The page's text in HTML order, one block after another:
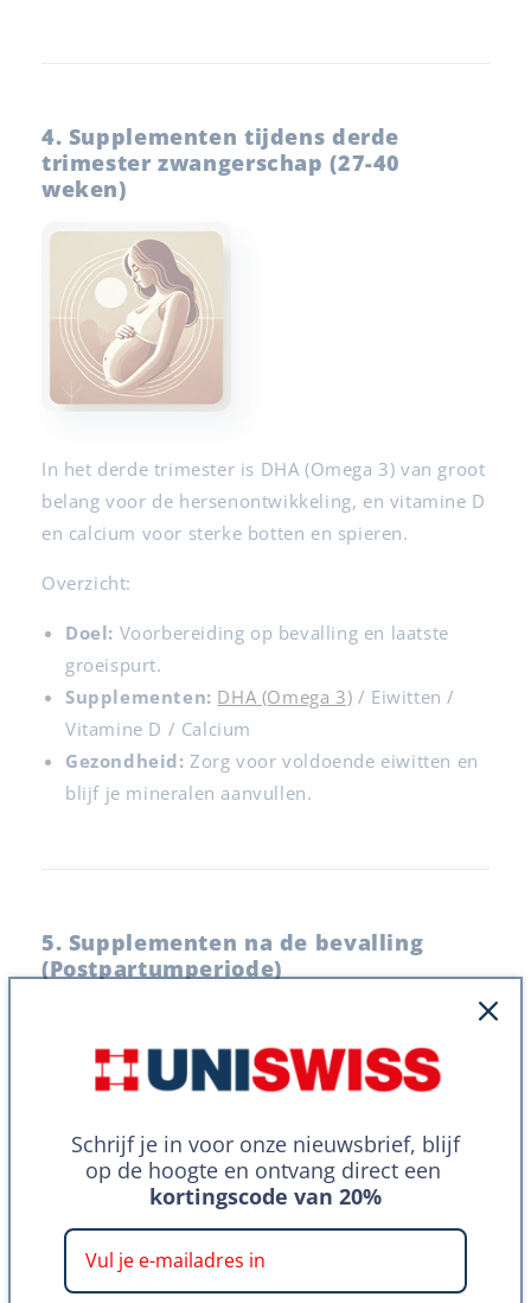
4. Supplementen tijdens derde
trimester zwangerschap (27-40
weken)
In het derde trimester is DHA (Omega 3) van groot
belang voor de hersenontwikkeling, en vitamine D
en calcium voor sterke botten en spieren.
Overzicht:
Doel: Voorbereiding op bevalling en laatste
groeispurt.
Supplementen: DHA (Omega 3) / Eiwitten /
Vitamine D / Calcium
Gezondheid: Zorg voor voldoende eiwitten en
blijf je mineralen aanvullen.
5. Supplementen na de bevalling
(Postpartumperiode)
Na de bevalling heeft je lichaam tijd nodig om te
herstellen. Bij borstvoeding blijven foliumzuur,
Schrijf je in voor onze nieuwsbrief, blijf
op de hoogte en ontvang direct een
kortingscode van 20%